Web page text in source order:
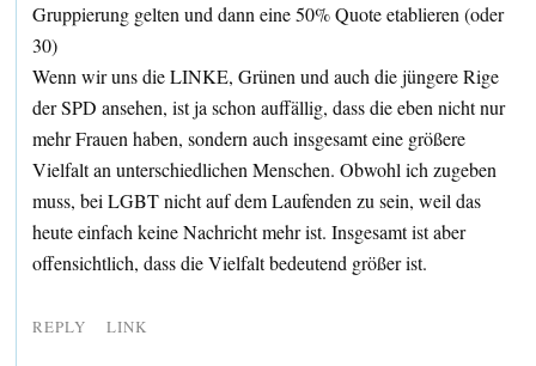
Gruppierung gelten und dann eine 50% Quote etablieren (oder
30)
Wenn wir uns die LINKE, Grünen und auch die jüngere Rige
der SPD ansehen, ist ja schon auffällig, dass die eben nicht nur
mehr Frauen haben, sondern auch insgesamt eine größere
Vielfalt an unterschiedlichen Menschen. Obwohl ich zugeben
muss, bei LGBT nicht auf dem Laufenden zu sein, weil das
heute einfach keine Nachricht mehr ist. Insgesamt ist aber
offensichtlich, dass die Vielfalt bedeutend größer ist.
REPLY LINK